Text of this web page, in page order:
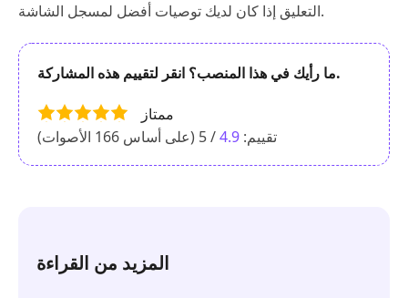
التعليق إذا كان لديك توصيات أفضل لمسجل الشاشة.
ما رأيك في هذا المنصب؟ انقر لتقييم هذه المشاركة.
ممتاز
تقييم: 4.9/ 5 (على أساس 166 الأصوات)
المزيد من القراءة